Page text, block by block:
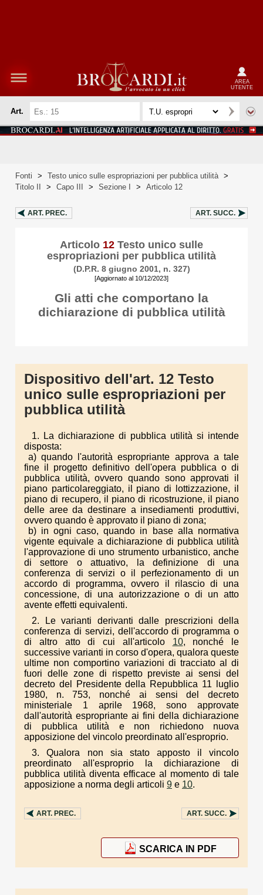
AREA
UTENTE
Art.
Fonti > Testo unico sulle espropriazioni per pubblica utilità >
Titolo II
> Capo III > Sezione I > Articolo 12
ART. PREC. ART. SUCC.
Articolo 12 Testo unico sulle
espropriazioni per pubblica utilità
(D.P.R. 8 giugno 2001, n. 327)
[Aggiornato al 10/12/2023]
Gli atti che comportano la
dichiarazione di pubblica utilità
Dispositivo dell'art. 12 Testo
unico sulle espropriazioni per
pubblica utilità
1. La dichiarazione di pubblica utilità si intende
disposta:
a) quando l'autorità espropriante approva a tale
fine il progetto definitivo dell'opera pubblica o di
pubblica utilità, ovvero quando sono approvati il
piano particolareggiato, il piano di lottizzazione, il
piano di recupero, il piano di ricostruzione, il piano
delle aree da destinare a insediamenti produttivi,
ovvero quando è approvato il piano di zona;
b) in ogni caso, quando in base alla normativa
vigente equivale a dichiarazione di pubblica utilità
l'approvazione di uno strumento urbanistico, anche
di settore o attuativo, la definizione di una
conferenza di servizi o il perfezionamento di un
accordo di programma, ovvero il rilascio di una
concessione, di una autorizzazione o di un atto
avente effetti equivalenti.
2. Le varianti derivanti dalle prescrizioni della
conferenza di servizi, dell'accordo di programma o
di altro atto di cui all'articolo 10, nonché le
successive varianti in corso d'opera, qualora queste
ultime non comportino variazioni di tracciato al di
fuori delle zone di rispetto previste ai sensi del
decreto del Presidente della Repubblica 11 luglio
1980, n. 753, nonché ai sensi del decreto
ministeriale 1 aprile 1968, sono approvate
dall'autorità espropriante ai fini della dichiarazione
di pubblica utilità e non richiedono nuova
apposizione del vincolo preordinato all'esproprio.
3. Qualora non sia stato apposto il vincolo
preordinato all'esproprio la dichiarazione di
pubblica utilità diventa efficace al momento di tale
apposizione a norma degli articoli 9 e 10.
ART. PREC. ART. SUCC.
SCARICA IN PDF